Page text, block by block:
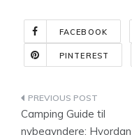
FACEBOOK
PINTEREST
Camping Guide til
nybegyndere: Hvordan